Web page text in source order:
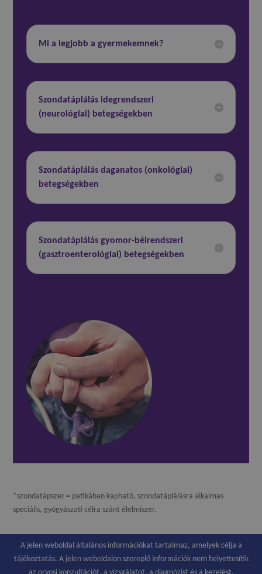
Mi a legjobb a gyermekemnek?
Szondatáplálás idegrendszeri
(neurológiai) betegségekben
Szondatáplálás daganatos (onkológiai)
betegségekben
Szondatáplálás gyomor-bélrendszeri
(gasztroenterológiai) betegségekben
*szondatápszer = patikában kapható, szondatáplálásra alkalmas
speciális, gyógyászati célra szánt élelmiszer.
A jelen weboldal általános információkat tartalmaz, amelyek célja a
tájékoztatás. A jelen weboldalon szereplő információk nem helyettesítik